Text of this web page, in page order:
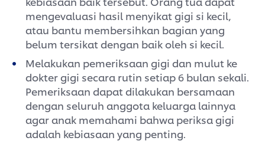
mengevaluasi hasil menyikat gigi si kecil,
atau bantu membersihkan bagian yang
belum tersikat dengan baik oleh si kecil.
Melakukan pemeriksaan gigi dan mulut ke
dokter gigi secara rutin setiap 6 bulan sekali.
Pemeriksaan dapat dilakukan bersamaan
dengan seluruh anggota keluarga lainnya
agar anak memahami bahwa periksa gigi
adalah kebiasaan yang penting.